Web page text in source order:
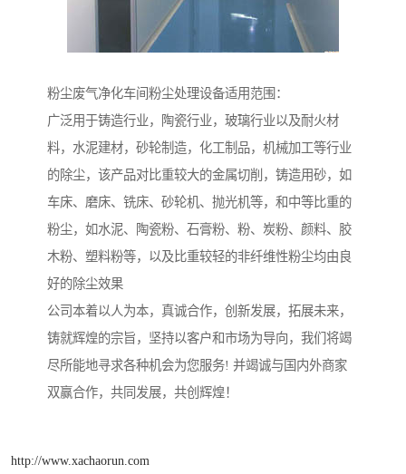
粉尘废气净化车间粉尘处理设备适用范围：
广泛用于铸造行业，陶瓷行业，玻璃行业以及耐火材
料，水泥建材，砂轮制造，化工制品，机械加工等行业
的除尘，该产品对比重较大的金属切削，铸造用砂，如
车床、磨床、铣床、砂轮机、抛光机等，和中等比重的
粉尘，如水泥、陶瓷粉、石膏粉、粉、炭粉、颜料、胶
木粉、塑料粉等，以及比重较轻的非纤维性粉尘均由良
好的除尘效果
公司本着以人为本，真诚合作，创新发展，拓展未来，
铸就辉煌的宗旨，坚持以客户和市场为导向，我们将竭
尽所能地寻求各种机会为您服务! 并竭诚与国内外商家
双赢合作，共同发展，共创辉煌！
http://www.xachaorun.com